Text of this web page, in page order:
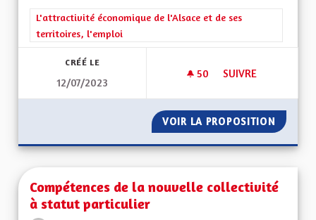
Filtrer les résultats de la catégorie : L'attractivité
L'attractivité économique de l'Alsace et de ses
territoires, l'emploi
CRÉÉ LE
12/07/2023
50 50 ABONNÉS
SUIVRE
VOIR LA PROPOSITION PÔLE
Compétences de la nouvelle collectivité
à statut particulier